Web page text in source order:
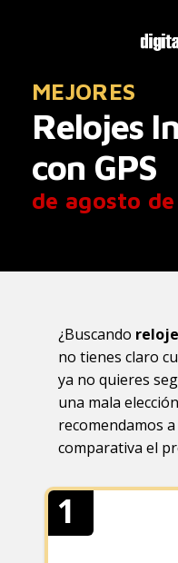
MEJORES
Relojes
con GPS
de agosto
¿Buscando
no tienes claro
ya no quieres
una mala
recomendamos
comparativa el
1